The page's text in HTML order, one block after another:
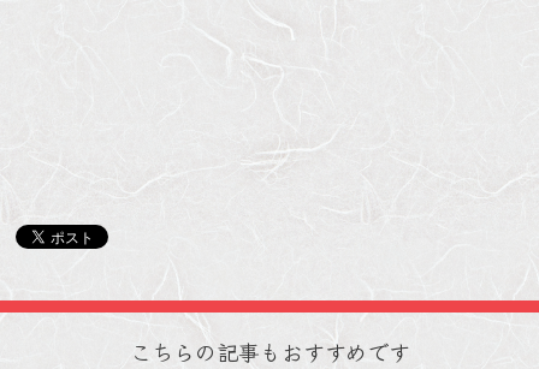
こちらの記事もおすすめです